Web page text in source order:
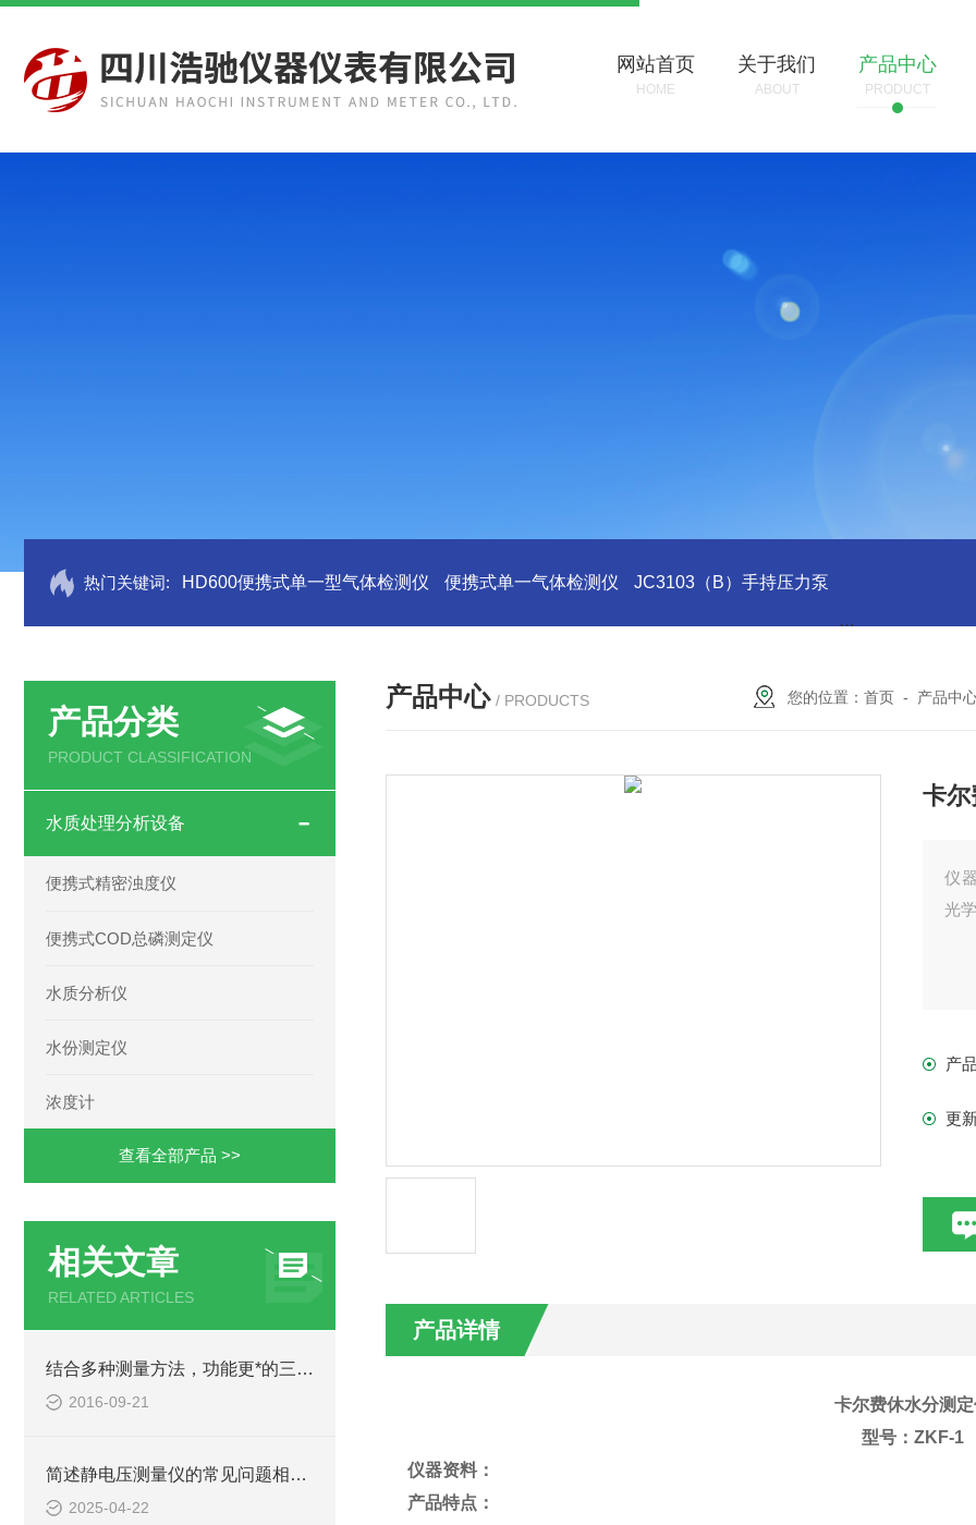
网站首页
HOME
关于我们
ABOUT
产品中心
PRODUCT
热门关键词: HD600便携式单一型气体检测仪 便携式单一气体检测仪 JC3103（B）手持压力泵
产品分类
PRODUCT CLASSIFICATION
水质处理分析设备
便携式精密浊度仪
便携式COD总磷测定仪
水质分析仪
水份测定仪
浓度计
查看全部产品 >>
相关文章
RELATED ARTICLES
结合多种测量方法，功能更*的三合一水质分析仪
2016-09-21
简述静电压测量仪的常见问题相应解决方法
2025-04-22
产品中心 / PRODUCTS 您的位置：首页 - 产品中
卡
仪
光
产
更
产品详情
卡尔费休水分测定
型号：ZKF-1
仪器资料：
产品特点：